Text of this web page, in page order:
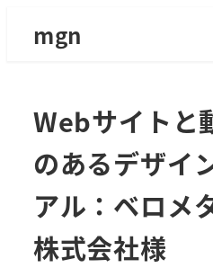
mgn
Webサイトと
のあるデザイ
アル：ベロメ
株式会社様